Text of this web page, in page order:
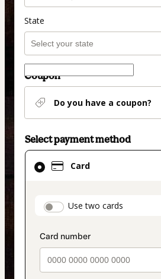
State
Coupon
Do you have a coupon?
Select payment method
Card
Use two cards
Card
selected
method